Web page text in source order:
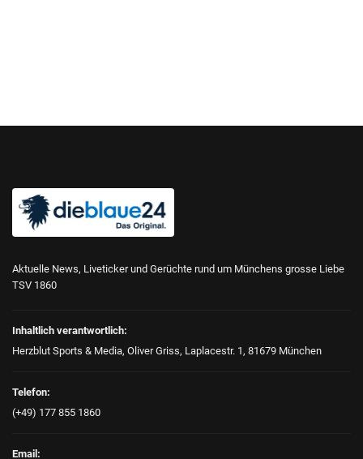
Aktuelle News, Liveticker und Gerüchte rund um Münchens grosse Liebe
TSV 1860
Inhaltlich verantwortlich:
Herzblut Sports & Media, Oliver Griss, Laplacestr. 1, 81679 München
Telefon:
(+49) 177 855 1860
Email: